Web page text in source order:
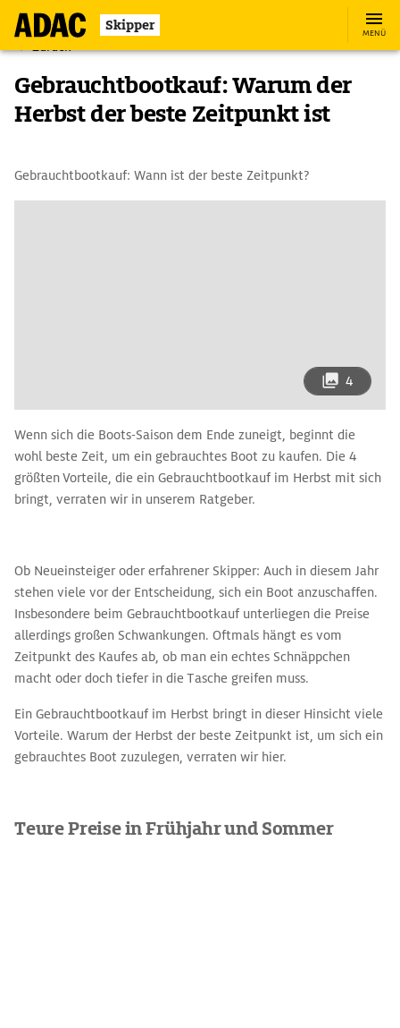
Skipper MENÜ
Zurück
Gebrauchtbootkauf: Warum der
Herbst der beste Zeitpunkt ist
Gebrauchtbootkauf: Wann ist der beste Zeitpunkt?
4
Wenn sich die Boots-Saison dem Ende zuneigt, beginnt die
wohl beste Zeit, um ein gebrauchtes Boot zu kaufen. Die 4
größten Vorteile, die ein Gebrauchtbootkauf im Herbst mit sich
bringt, verraten wir in unserem Ratgeber.
Ob Neueinsteiger oder erfahrener Skipper: Auch in diesem Jahr
stehen viele vor der Entscheidung, sich ein Boot anzuschaffen.
Insbesondere beim Gebrauchtbootkauf unterliegen die Preise
allerdings großen Schwankungen. Oftmals hängt es vom
Zeitpunkt des Kaufes ab, ob man ein echtes Schnäppchen
macht oder doch tiefer in die Tasche greifen muss.
Ein Gebrauchtbootkauf im Herbst bringt in dieser Hinsicht viele
Vorteile. Warum der Herbst der beste Zeitpunkt ist, um sich ein
gebrauchtes Boot zuzulegen, verraten wir hier.
Teure Preise in Frühjahr und Sommer